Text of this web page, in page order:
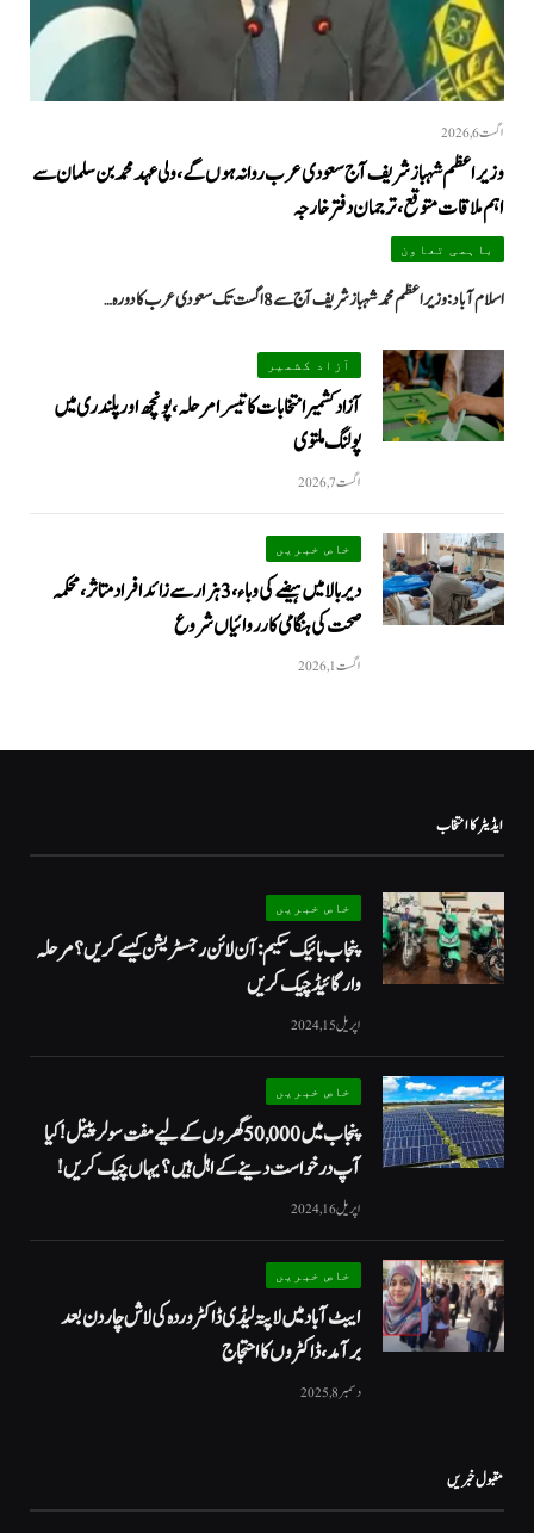
اگست 6, 2026
وزیراعظم شہباز شریف آج سعودی عرب روانہ ہوں گے، ولی عہد محمد بن سلمان سے
اہم ملاقات متوقع، ترجمان دفتر خارجہ
باہمی تعاون
اسلام آباد: وزیراعظم محمد شہباز شریف آج سے 8 اگست تک سعودی عرب کا دورہ…
آزاد کشمیر
آزاد کشمیر انتخابات کا تیسرا مرحلہ، پونچھ اور پلندری میں
پولنگ ملتوی
اگست 7, 2026
خاص خبریں
دیر بالا میں ہیضے کی وباء، 3 ہزار سے زائد افراد متاثر، محکمہ
صحت کی ہنگامی کارروائیاں شروع
اگست 1, 2026
ایڈیٹر کا انتخاب
خاص خبریں
پنجاب بائیک سکیم: آن لائن رجسٹریشن کیسے کریں؟ مرحلہ
وار گائیڈ چیک کریں
اپریل 15, 2024
خاص خبریں
پنجاب میں 50,000 گھروں کے لیے مفت سولر پینل! کیا
آپ درخواست دینے کے اہل ہیں؟ یہاں چیک کریں!
اپریل 16, 2024
خاص خبریں
ایبٹ آباد میں لاپتہ لیڈی ڈاکٹر وردہ کی لاش چار دن بعد
برآمد، ڈاکٹروں کا احتجاج
دسمبر 8, 2025
مقبول خبریں